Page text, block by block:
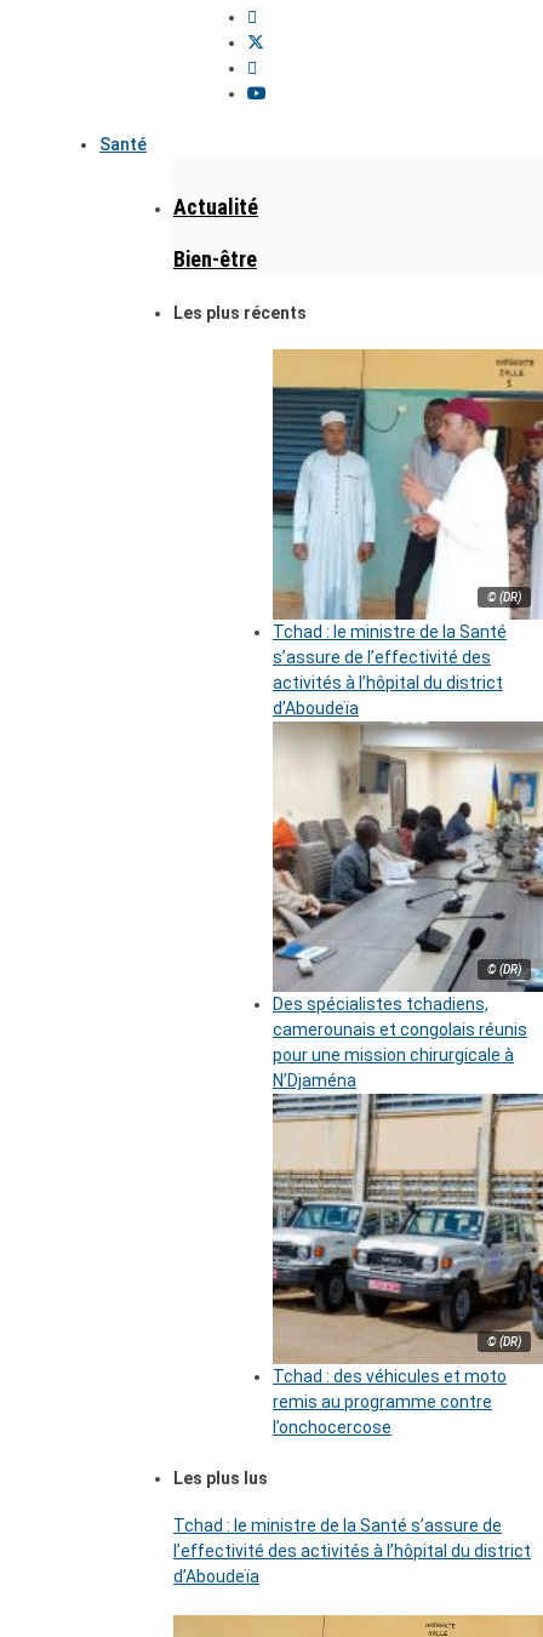
Santé
Actualité
Bien-être
Les plus récents
© (DR)
Tchad : le ministre de la Santé
s’assure de l’effectivité des
activités à l’hôpital du district
d’Aboudeïa
© (DR)
Des spécialistes tchadiens,
camerounais et congolais réunis
pour une mission chirurgicale à
N’Djaména
© (DR)
Tchad : des véhicules et moto
remis au programme contre
l’onchocercose
Les plus lus
Tchad : le ministre de la Santé s’assure de
l’effectivité des activités à l’hôpital du district
d’Aboudeïa